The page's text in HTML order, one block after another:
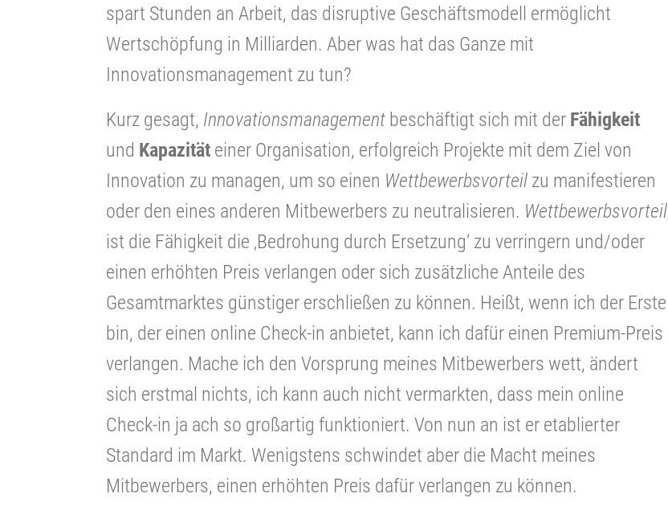
spart Stunden an Arbeit, das disruptive Geschäftsmodell ermöglicht
Wertschöpfung in Milliarden. Aber was hat das Ganze mit
Innovationsmanagement zu tun?
Kurz gesagt, Innovationsmanagement beschäftigt sich mit der Fähigkeit
und Kapazität einer Organisation, erfolgreich Projekte mit dem Ziel von
Innovation zu managen, um so einen Wettbewerbsvorteil zu manifestieren
oder den eines anderen Mitbewerbers zu neutralisieren. Wettbewerbsvorteil
ist die Fähigkeit die ‚Bedrohung durch Ersetzung‘ zu verringern und/oder
einen erhöhten Preis verlangen oder sich zusätzliche Anteile des
Gesamtmarktes günstiger erschließen zu können. Heißt, wenn ich der Erste
bin, der einen online Check-in anbietet, kann ich dafür einen Premium-Preis
verlangen. Mache ich den Vorsprung meines Mitbewerbers wett, ändert
sich erstmal nichts, ich kann auch nicht vermarkten, dass mein online
Check-in ja ach so großartig funktioniert. Von nun an ist er etablierter
Standard im Markt. Wenigstens schwindet aber die Macht meines
Mitbewerbers, einen erhöhten Preis dafür verlangen zu können.